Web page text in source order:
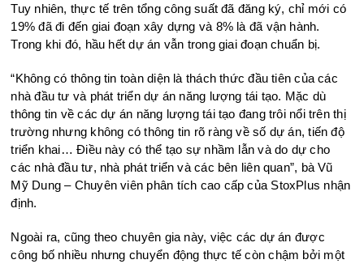
Tuy nhiên, thực tế trên tổng công suất đã đăng ký, chỉ mới có
19% đã đi đến giai đoạn xây dựng và 8% là đã vận hành.
Trong khi đó, hầu hết dự án vẫn trong giai đoạn chuẩn bị.
“Không có thông tin toàn diện là thách thức đầu tiên của các
nhà đầu tư và phát triển dự án năng lượng tái tạo. Mặc dù
thông tin về các dự án năng lượng tái tạo đang trôi nổi trên thị
trường nhưng không có thông tin rõ ràng về số dự án, tiến độ
triển khai… Điều này có thể tạo sự nhầm lẫn và do dự cho
các nhà đầu tư, nhà phát triển và các bên liên quan”, bà Vũ
Mỹ Dung – Chuyên viên phân tích cao cấp của StoxPlus nhận
định.
Ngoài ra, cũng theo chuyên gia này, việc các dự án được
công bố nhiều nhưng chuyển động thực tế còn chậm bởi một